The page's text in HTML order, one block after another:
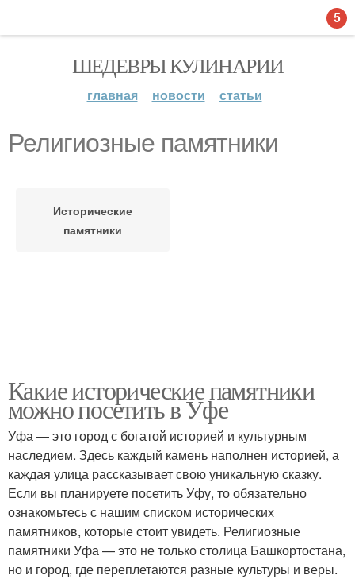
ШЕДЕВРЫ КУЛИНАРИИ
главная новости статьи
Религиозные памятники
Исторические
памятники
Какие исторические памятники
можно посетить в Уфе
Уфа — это город с богатой историей и культурным
наследием. Здесь каждый камень наполнен историей, а
каждая улица рассказывает свою уникальную сказку.
Если вы планируете посетить Уфу, то обязательно
ознакомьтесь с нашим списком исторических
памятников, которые стоит увидеть. Религиозные
памятники Уфа — это не только столица Башкортостана,
но и город, где переплетаются разные культуры и веры.
5